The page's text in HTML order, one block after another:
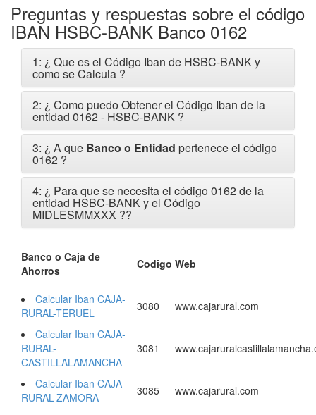
Preguntas y respuestas sobre el código
IBAN HSBC-BANK Banco 0162
1: ¿ Que es el Código Iban de HSBC-BANK y
como se Calcula ?
2: ¿ Como puedo Obtener el Código Iban de la
entidad 0162 - HSBC-BANK ?
3: ¿ A que Banco o Entidad pertenece el código
0162 ?
4: ¿ Para que se necesita el código 0162 de la
entidad HSBC-BANK y el Código
MIDLESMMXXX ??
Banco o Caja de
Ahorros
Codigo Web
Calcular Iban CAJA-
RURAL-TERUEL
3080
www.cajarural.com
Calcular Iban CAJA-
RURAL-
CASTILLALAMANCHA
3081
Calcular Iban CAJA-
RURAL-ZAMORA
3085 www.cajarural.com